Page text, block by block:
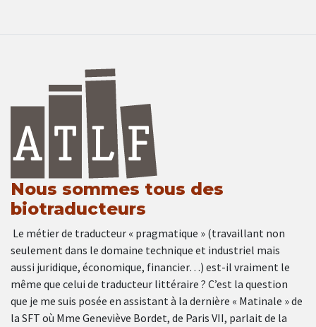
Nous sommes tous des
biotraducteurs
Le métier de traducteur « pragmatique » (travaillant non
seulement dans le domaine technique et industriel mais
aussi juridique, économique, financier…) est-il vraiment le
même que celui de traducteur littéraire ? C’est la question
que je me suis posée en assistant à la dernière « Matinale » de
la SFT où Mme Geneviève Bordet, de Paris VII, parlait de la